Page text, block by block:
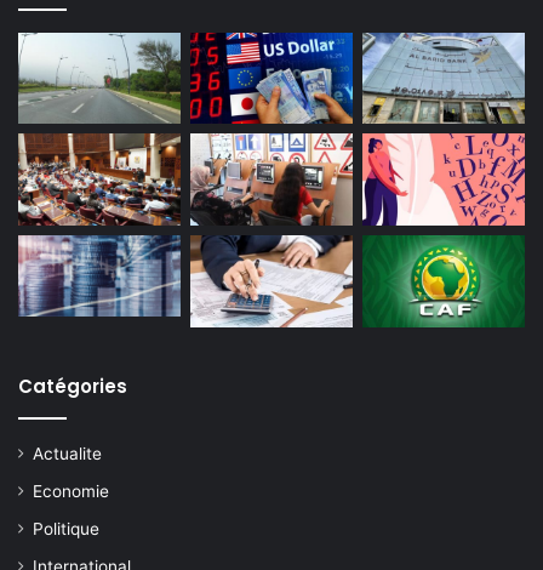
Catégories
Actualite
Economie
Politique
International